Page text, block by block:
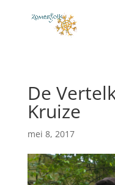
De
Kruize
mei 8, 2017